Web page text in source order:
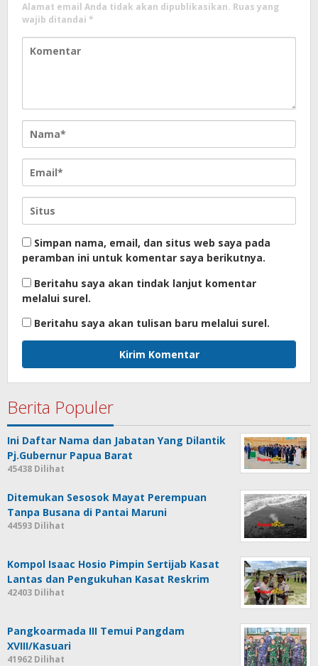
Alamat email Anda tidak akan dipublikasikan. Ruas yang
wajib ditandai *
Simpan nama, email, dan situs web saya pada
peramban ini untuk komentar saya berikutnya.
Beritahu saya akan tindak lanjut komentar
melalui surel.
Beritahu saya akan tulisan baru melalui surel.
Berita Populer
Ini Daftar Nama dan Jabatan Yang Dilantik
Pj.Gubernur Papua Barat
45438 Dilihat
Ditemukan Sesosok Mayat Perempuan
Tanpa Busana di Pantai Maruni
44593 Dilihat
Kompol Isaac Hosio Pimpin Sertijab Kasat
Lantas dan Pengukuhan Kasat Reskrim
42403 Dilihat
Pangkoarmada III Temui Pangdam
XVIII/Kasuari
41962 Dilihat